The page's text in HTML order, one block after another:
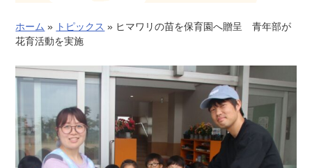
ホーム » トピックス » ヒマワリの苗を保育園へ贈呈 青年部が
花育活動を実施